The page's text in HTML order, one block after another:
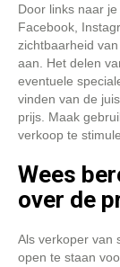
Door links naar
Facebook,
zichtbaarheid
aan. Het delen
eventuele
vinden van de
prijs. Maak
verkoop te
Wees
over de
Als verkoper van
open te staan